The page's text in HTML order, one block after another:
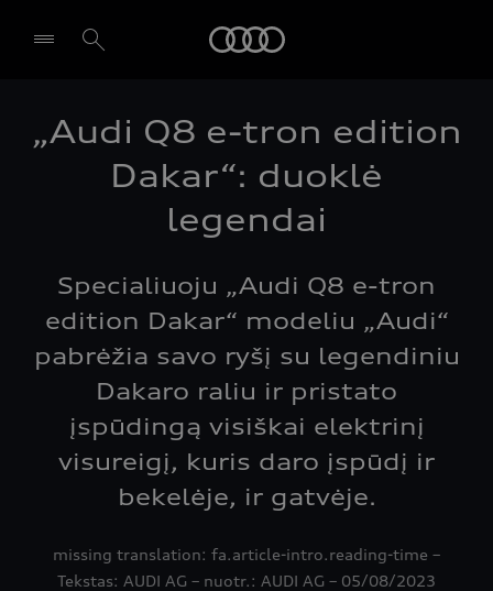
Pasirinkti atstovybę
„Audi Q8 e-tron edition
Dakar“: duoklė
legendai
Specialiuoju „Audi Q8 e-tron
edition Dakar“ modeliu „Audi“
pabrėžia savo ryšį su legendiniu
Dakaro raliu ir pristato
įspūdingą visiškai elektrinį
visureigį, kuris daro įspūdį ir
bekelėje, ir gatvėje.
missing translation: fa.article-intro.reading-time –
Tekstas: AUDI AG – nuotr.: AUDI AG – 05/08/2023